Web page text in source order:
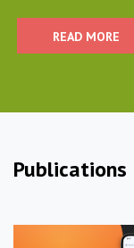
READ MORE
Publications